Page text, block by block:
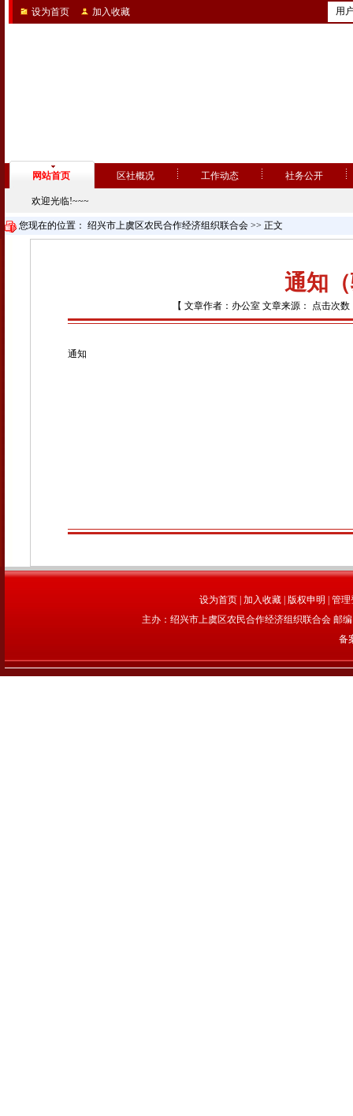
设为首页 加入收藏 用
网站首页 区社概况 工作动态 社务公开
欢迎光临!~~~
您现在的位置： 绍兴市上虞区农民合作经济组织联合会 >> 正文
通知
【 文章作者：办公室 文章来源： 点击次
通知
设为首页 加入收藏 版权申明
管理
主办：绍兴市上虞区农民合作经济组织联合会 邮
备